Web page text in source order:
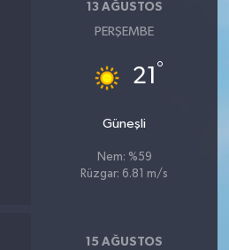
13 AĞUSTOS
PERŞEMBE
21 °
Güneşli
Nem: %59
Rüzgar: 6.81 m/s
15 AĞUSTOS